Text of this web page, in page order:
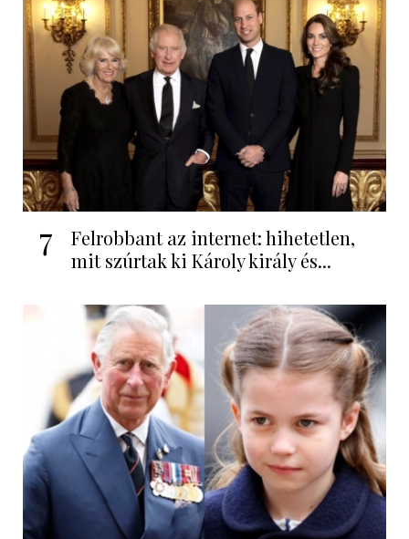
7
Felrobbant az internet: hihetetlen,
mit szúrtak ki Károly király és...